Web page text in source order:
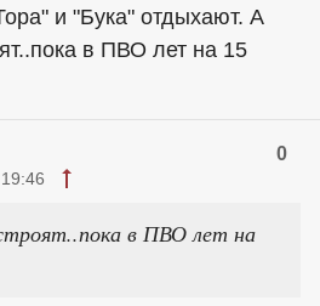
и "Бука" отдыхают. А
в ПВО лет на 15
0
в ПВО лет на